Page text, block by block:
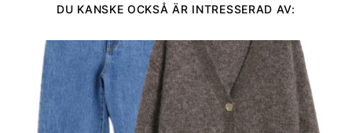
DU KANSKE OCKSÅ ÄR INTRESSERAD AV: